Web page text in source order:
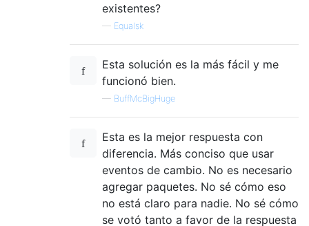
existentes?
— Equalsk
Esta solución es la más fácil y me
funcionó bien.
— BuffMcBigHuge
Esta es la mejor respuesta con
diferencia. Más conciso que usar
eventos de cambio. No es necesario
agregar paquetes. No sé cómo eso
no está claro para nadie. No sé cómo
se votó tanto a favor de la respuesta